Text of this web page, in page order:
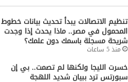
تنظيم الاتصالات يبدأ تحديث بيانات خطوط
المحمول في مصر.. ماذا يحدث إذا وجدت
شريحة مسجلة باسمك دون علمك؟
منذ 5 ساعات
خسرت الليجا ولكنها لم تصمت.. بي إن
سبورتس ترد ببيان شديد اللهجة